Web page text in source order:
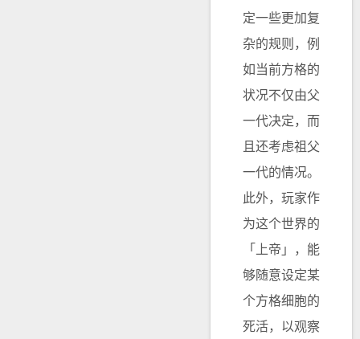
定一些更加复
杂的规则，例
如当前方格的
状况不仅由父
一代决定，而
且还考虑祖父
一代的情况。
此外，玩家作
为这个世界的
「上帝」，能
够随意设定某
个方格细胞的
死活，以观察